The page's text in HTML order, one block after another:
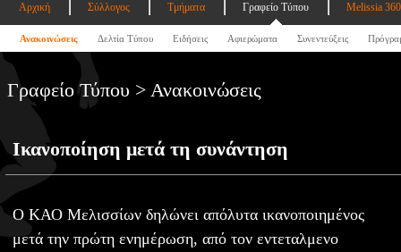
Αρχική Σύλλογος Τμήματα Γραφείο Τύπου Melissia
Ανακοινώσεις Δελτία Τύπου Ειδήσεις Αφιερώματα Συνεντεύξεις
Γραφείο Τύπου > Ανακοινώσεις
Ικανοποίηση μετά τη συνάντηση
Ο ΚΑΟ Μελισσίων δηλώνει απόλυτα ικανοποιημένος
μετά την πρώτη ενημέρωση, από τον εντεταλμενο